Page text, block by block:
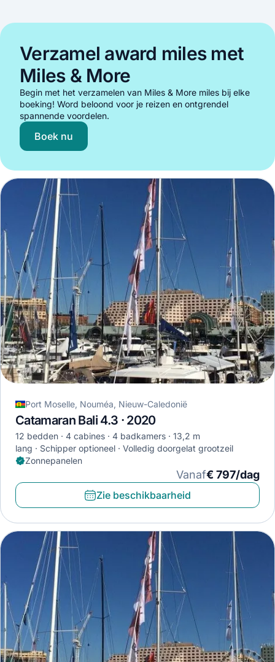
Verzamel award miles met
Miles & More
Begin met het verzamelen van Miles & More miles bij elke
boeking! Word beloond voor je reizen en ontgrendel
spannende voordelen.
Boek nu
Port Moselle, Nouméa, Nieuw-Caledonië
Catamaran Bali 4.3 · 2020
12 bedden 4 cabines 4 badkamers
13,2 m
lang
Schipper optioneel
Volledig doorgelat grootzeil
Zonnepanelen
Vanaf€ 797/dag
Zie beschikbaarheid